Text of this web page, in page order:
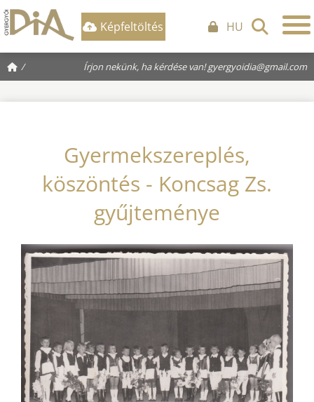
Képfeltöltés HU
/ Írjon nekünk, ha kérdése van!gyergyoidia@gmail.com
Gyermekszereplés,
köszöntés - Koncsag Zs.
gyűjteménye